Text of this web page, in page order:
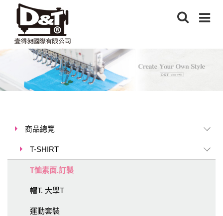
商品總覽
T-SHIRT
T恤素面.訂製
帽T. 大學T
運動套裝